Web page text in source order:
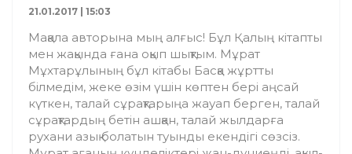
21.01.2017 | 15:03
Мақала авторына мың алғыс! Бұл Қалың кітапты
мен жақында ғана оқып шықтым. Мұрат
Мұxтарұлының бұл кітабы Басқа жұртты
білмедім, жеке өзім үшін көптен бері аңсай
күткен, талай сұрақтарыңа жауап берген, талай
сұрақтардың бетін ашқан, талай жылдарға
руxани азық болатын туынды екендігі сөзсіз.